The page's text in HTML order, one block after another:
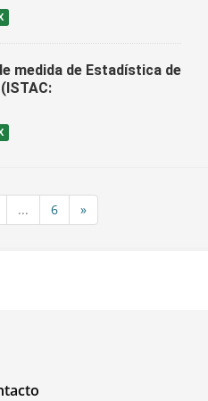
medida de Estadística de
... 6 »